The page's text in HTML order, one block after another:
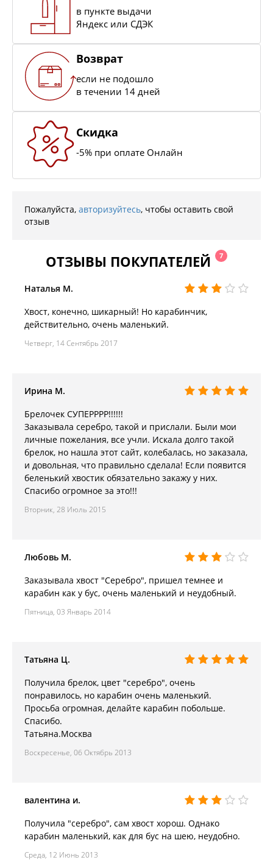
в пункте выдачи
Яндекс или СДЭК
Возврат
если не подошло
в течении 14 дней
Скидка
-5% при оплате Онлайн
Пожалуйста, авторизуйтесь, чтобы оставить свой
отзыв
ОТЗЫВЫ ПОКУПАТЕЛЕЙ 7
Наталья М.
Хвост, конечно, шикарный! Но карабинчик,
действительно, очень маленький.
Четверг, 14 Сентябрь 2017
Ирина М.
Брелочек СУПЕРРРР!!!!!!
Заказывала серебро, такой и прислали. Были мои
личные пожелания, все учли. Искала долго такой
брелок, но нашла этот сайт, колебалась, но заказала,
и довольная, что правильно сделала! Если появится
беленький хвостик обязательно закажу у них.
Спасибо огромное за это!!!
Вторник, 28 Июль 2015
Любовь М.
Заказывала хвост "Серебро", пришел темнее и
карабин как у бус, очень маленький и неудобный.
Пятница, 03 Январь 2014
Татьяна Ц.
Получила брелок, цвет "серебро", очень
понравилось, но карабин очень маленький.
Просьба огромная, делайте карабин побольше.
Спасибо.
Татьяна.Москва
Воскресенье, 06 Октябрь 2013
валентина и.
Получила "серебро", сам хвост хорош. Однако
карабин маленький, как для бус на шею, неудобно.
Среда, 12 Июнь 2013